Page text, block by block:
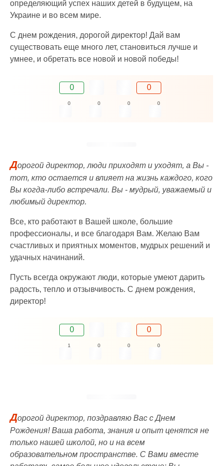
определяющий успех наших детей в будущем, на
Украине и во всем мире.
С днем рождения, дорогой директор! Дай вам
существовать еще много лет, становиться лучше и
умнее, и обретать все новой и новой победы!
0 0
0 0 0 0
Дорогой директор, люди приходят и уходят, а Вы -
тот, кто остается и влияет на жизнь каждого, кого
Вы когда-либо встречали. Вы - мудрый, уважаемый и
любимый директор.
Все, кто работают в Вашей школе, большие
профессионалы, и все благодаря Вам. Желаю Вам
счастливых и приятных моментов, мудрых решений и
удачных начинаний.
Пусть всегда окружают люди, которые умеют дарить
радость, тепло и отзывчивость. С днем рождения,
директор!
0 0
1 0 0 0
Дорогой директор, поздравляю Вас с Днем
Рождения! Ваша работа, знания и опыт ценятся не
только нашей школой, но и на всем
образовательном пространстве. С Вами вместе